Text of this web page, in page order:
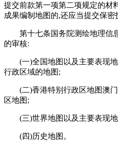
提交前款第一项第二项规定的材
成果编制地图的,还应当提交保密
第十七条国务院测绘地理信
的审核:
(一)全国地图以及主要表现
行政区域的地图;
(二)香港特别行政区地图澳
区地图;
(三)世界地图以及主要表现
(四)历史地图。